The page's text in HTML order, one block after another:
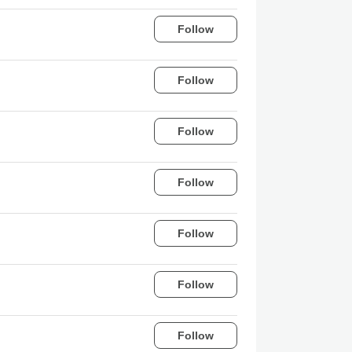
Follow
Follow
Follow
Follow
Follow
Follow
Follow